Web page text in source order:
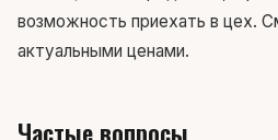
возможность приехать в цех.
актуальными ценами.
Частые вопросы